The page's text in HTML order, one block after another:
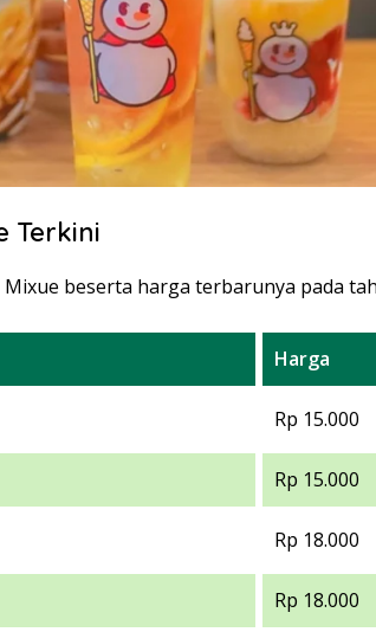
Terkini
beserta harga terbarunya pada
Harga
Rp 15.000
Rp 15.000
Rp 18.000
Rp 18.000